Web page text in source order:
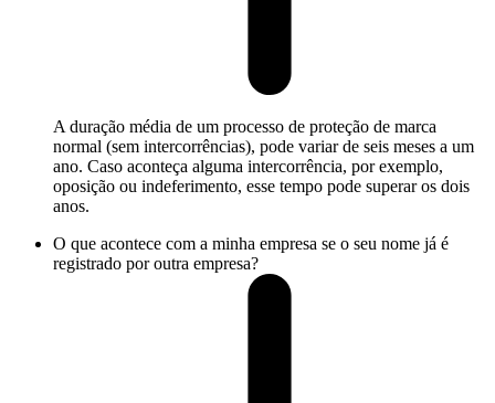
A duração média de um processo de proteção de marca
normal (sem intercorrências), pode variar de seis meses a um
ano. Caso aconteça alguma intercorrência, por exemplo,
oposição ou indeferimento, esse tempo pode superar os dois
anos.
O que acontece com a minha empresa se o seu nome já é
registrado por outra empresa?